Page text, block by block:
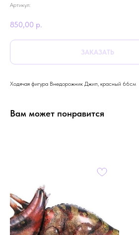
Артикул:
850,00 р.
ЗАКАЗАТЬ
Ходячая фигура Внедорожник Джип, красный 66см
Вам может понравится